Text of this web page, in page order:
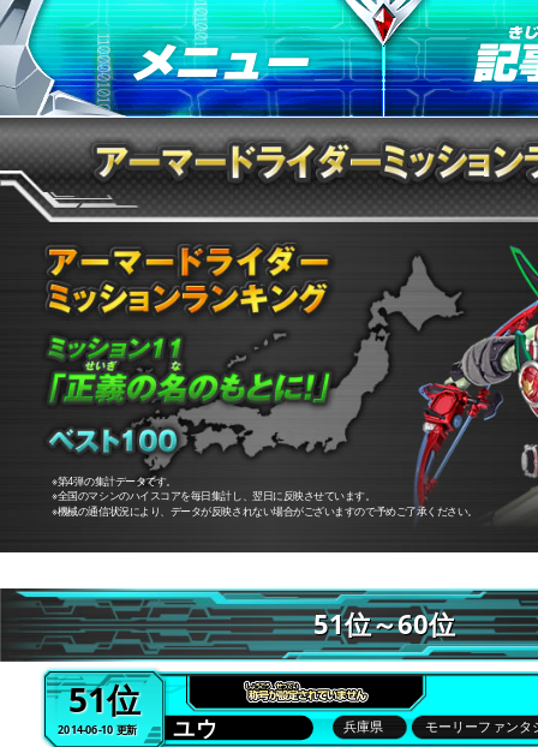
※第4弾の集計データです。
※全国のマシンのハイスコアを毎日集計し、翌日に反映させています。
※機械の通信状況により、データが反映されない場合がございますので予めご了承ください。
51位～60位
51位
2014-06-10 更新 ユウ 兵庫県 モーリーファンタ